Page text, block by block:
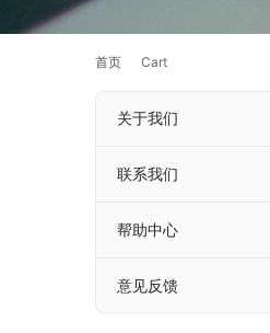
首页 Cart
关于我们
联系我们
帮助中心
意见反馈